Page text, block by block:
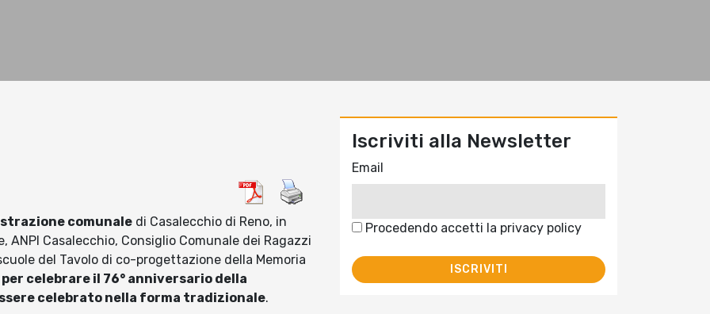
comunale di Casalecchio di Reno, in
Casalecchio, Consiglio Comunale dei Ragazzi
del Tavolo di co-progettazione della Memoria
celebrare il 76° anniversario della
celebrato nella forma tradizionale.
Iscriviti alla Newsletter
Email
Procedendo accetti la privacy policy